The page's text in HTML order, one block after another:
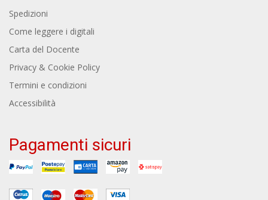
Spedizioni
Come leggere i digitali
Carta del Docente
Privacy & Cookie Policy
Termini e condizioni
Accessibilità
Pagamenti sicuri